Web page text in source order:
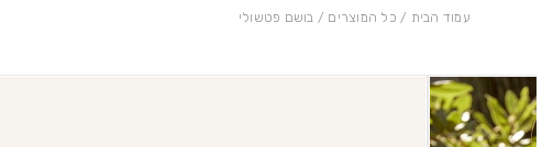
עמוד הבית / כל המוצרים / בושם פטשולי